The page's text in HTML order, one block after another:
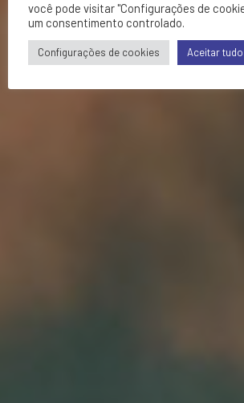
você pode visitar "Configurações de
um consentimento controlado.
Configurações de cookies Aceitar tudo